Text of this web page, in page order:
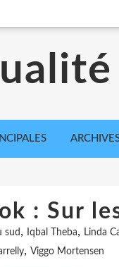
: Sur
sud , Iqbal Theba, Linda
, Viggo Mortensen